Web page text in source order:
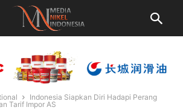
Indonesia Siapkan Diri Hadapi Perang
Tarif Impor AS